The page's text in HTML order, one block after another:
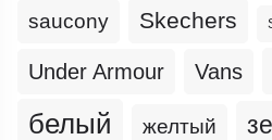
saucony Skechers
Under Armour Vans
белый желтый